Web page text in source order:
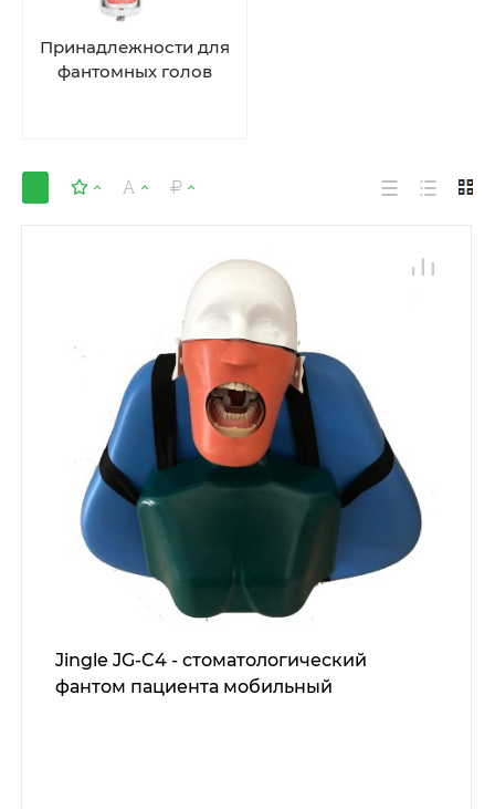
Принадлежности для
фантомных голов
Jingle JG-C4 - стоматологический
фантом пациента мобильный